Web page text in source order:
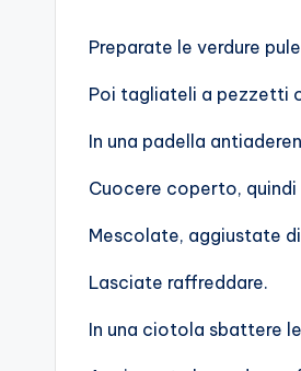
Preparate le verdure
Poi tagliateli a pezzetti
In una padella
Cuocere coperto,
Mescolate, aggiustate
Lasciate raffreddare.
In una ciotola sbattere